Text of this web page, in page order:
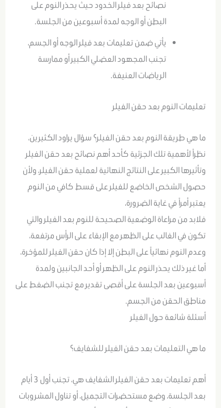
نصائح بعد فيلر الخدود حيث يحذر النوم على
البطن أو الوجه لمدة أسبوعين من الجلسة.
يأتي ضمن تعليمات بعد فيلر الوجه أو الجسم،
تجنب المجهود العضلي الكبير أو ممارسة
الرياضات العنيفة.
تعليمات النوم بعد حقن الفيلر
ما هي طريقة النوم بعد حقن الفيلر؟ سؤال يراود الكثيرين،
نظراً لأهمية تلك الجزئية كأحد أهم نصائح بعد حقن الفيلر
وتأثيرها الكبير على النتائج النهائية لعملية حقن الفيلر، ولأن
حصول الشخص الخاضع للفيلر على قسط كافي من النوم
يعتبر أمراً في غاية الضرورة،
فلابد من مراعاة الوضعية الصحيحة للنوم بعد الفيلر والتي
تكون في الغالب على الظهر مع الإبقاء على الرأس مرتفعة،
وعدم النوم نهائياً على البطن إلا إذا كان حقن الفيلر للمؤخرة،
أما غير ذلك يحذر النوم على الظهر أو أحد الجانبين ولمدة
أسبوعين بعد الجلسة على أقصى تقدير مع تجنب الضغط على
مناطق الحقن من الجسم.
أسئلة شائعة حول الفيلر
ما هي التعليمات بعد حقن الفيلر للشفايف؟
أهم تعليمات بعد حقن الفيلر الشفايف هي، تجنب أول 3 أيام
بعد الجلسة، وضع مستحضرات التجميل، أو تناول المشروبات